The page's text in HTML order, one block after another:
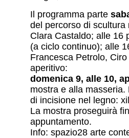
Il programma parte
del percorso di
Clara Castaldo; alle 16
(a ciclo continuo); alle
Francesca Petrolo,
aperitivo:
domenica 9, alle 10,
mostra e alla masseria.
di incisione nel legno:
La mostra proseguirà
appuntamento.
Info: spazio28 arte